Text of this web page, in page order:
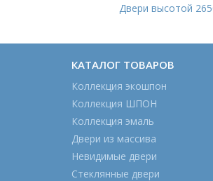
Двери высотой
КАТАЛОГ ТОВАРОВ
Коллекция экошпон
Коллекция ШПОН
Коллекция эмаль
Двери из массива
Невидимые двери
Стеклянные двери